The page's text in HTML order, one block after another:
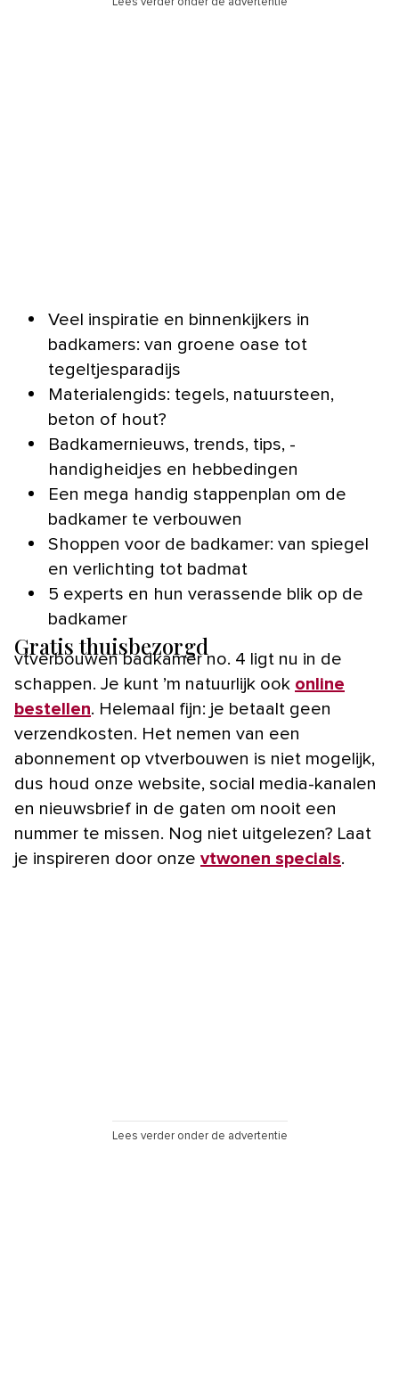
Veel inspiratie en binnenkijkers in
badkamers: van groene oase tot
tegeltjesparadijs
Materialengids: tegels, natuursteen,
beton of hout?
Badkamernieuws, trends, tips, ­
handigheidjes en hebbedingen
Een mega handig stappenplan om de
badkamer te verbouwen
Shoppen voor de badkamer: van spiegel
en verlichting tot badmat
5 experts en hun verassende blik op de
badkamer
Gratis thuisbezorgd
vtverbouwen badkamer no. 4 ligt nu in de
schappen. Je kunt ’m natuurlijk ook online
bestellen. Helemaal fijn: je betaalt geen
verzendkosten. Het nemen van een
abonnement op vtverbouwen is niet mogelijk,
dus houd onze website, social media-kanalen
en nieuwsbrief in de gaten om nooit een
nummer te missen. Nog niet uitgelezen? Laat
je inspireren door onze vtwonen specials.
Lees verder onder de advertentie